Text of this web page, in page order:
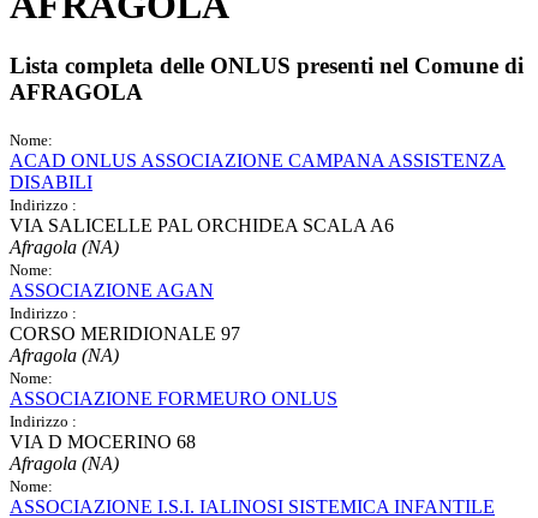
Lista completa delle ONLUS presenti nel Comune di
AFRAGOLA
Nome:
ACAD ONLUS ASSOCIAZIONE CAMPANA ASSISTENZA
DISABILI
Indirizzo :
VIA SALICELLE PAL ORCHIDEA SCALA A6
Afragola (NA)
Nome:
ASSOCIAZIONE AGAN
Indirizzo :
CORSO MERIDIONALE 97
Afragola (NA)
Nome:
ASSOCIAZIONE FORMEURO ONLUS
Indirizzo :
VIA D MOCERINO 68
Afragola (NA)
Nome:
ASSOCIAZIONE I.S.I. IALINOSI SISTEMICA INFANTILE